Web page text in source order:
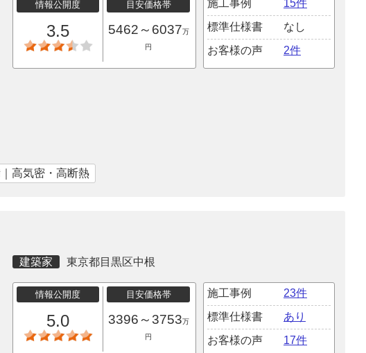
情報公開度
3.5
目安価格帯
5462～6037万
円
施工事例
15件
標準仕様書
なし
お客様の声
2件
高気密・高断熱
建築家 東京都目黒区中根
情報公開度
5.0
目安価格帯
3396～3753万
円
施工事例
23件
標準仕様書
あり
お客様の声
17件